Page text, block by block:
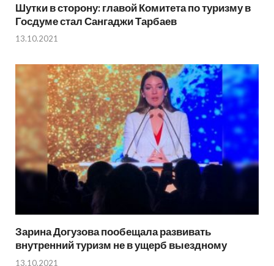
Шутки в сторону: главой Комитета по туризму в
Госдуме стал Сангаджи Тарбаев
13.10.2021
Зарина Догузова пообещала развивать
внутренний туризм не в ущерб выездному
13.10.2021